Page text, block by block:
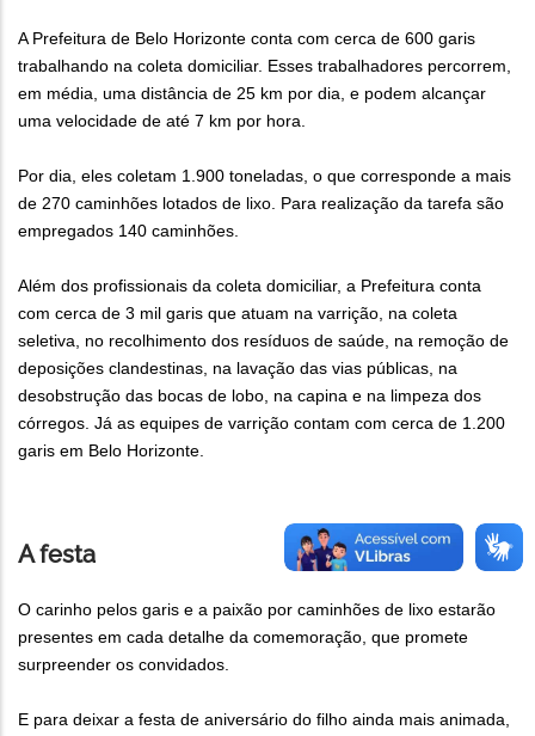
A Prefeitura de Belo Horizonte conta com cerca de 600 garis
trabalhando na coleta domiciliar. Esses trabalhadores percorrem,
em média, uma distância de 25 km por dia, e podem alcançar
uma velocidade de até 7 km por hora.
Por dia, eles coletam 1.900 toneladas, o que corresponde a mais
de 270 caminhões lotados de lixo. Para realização da tarefa são
empregados 140 caminhões.
Além dos profissionais da coleta domiciliar, a Prefeitura conta
com cerca de 3 mil garis que atuam na varrição, na coleta
seletiva, no recolhimento dos resíduos de saúde, na remoção de
deposições clandestinas, na lavação das vias públicas, na
desobstrução das bocas de lobo, na capina e na limpeza dos
córregos. Já as equipes de varrição contam com cerca de 1.200
garis em Belo Horizonte.
A festa
O carinho pelos garis e a paixão por caminhões de lixo estarão
presentes em cada detalhe da comemoração, que promete
surpreender os convidados.
E para deixar a festa de aniversário do filho ainda mais animada,